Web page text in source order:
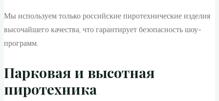
Мы используем только российские пиротехнические изделия
высочайшего качества, что гарантирует безопасность шоу-
программ.
Парковая и высотная
пиротехника